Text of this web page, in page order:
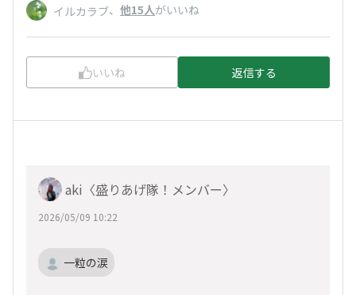
イルカラブ、 他15人がいいね
いいね 返信する
aki〈盛りあげ隊！メンバー〉
2026/05/09 10:22
一粒の涙